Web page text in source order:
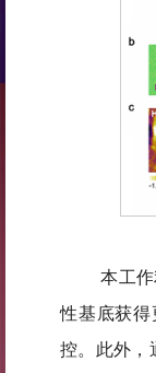
本工
性基底获
控。此外，